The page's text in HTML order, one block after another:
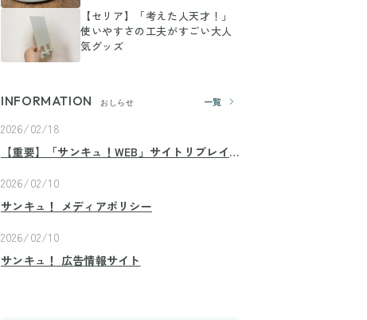
【セリア】「考えた人天才！」
使いやすさの工夫がすごい大人
気グッズ
INFORMATION おしらせ 一覧
2026/02/18
【重要】「サンキュ！WEB」サイトリプレイ
2026/02/10
サンキュ！ メディアポリシー
2026/02/10
サンキュ！ 広告情報サイト